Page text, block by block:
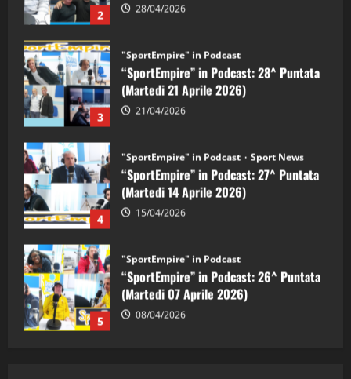
3 21/04/2026
4
"SportEmpire" in Podcast
“SportEmpire” in Podcast: 27^ Puntata
(Martedi 14 Aprile 2026)
15/04/2026
5
"SportEmpire" in Podcast
“SportEmpire” in Podcast: 26^ Puntata
(Martedi 07 Aprile 2026)
08/04/2026
1
"SportEmpire" in Podcast
“SportEmpire” in Podcast: 30^ Puntata
(Martedi 05 Maggio 2026)
08/05/2026